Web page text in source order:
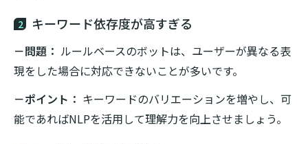
2 キーワード依存度が高すぎる
－問題： ルールベースのボットは、ユーザーが異なる表
現をした場合に対応できないことが多いです。
－ポイント： キーワードのバリエーションを増やし、可
能であればNLPを活用して理解力を向上させましょう。